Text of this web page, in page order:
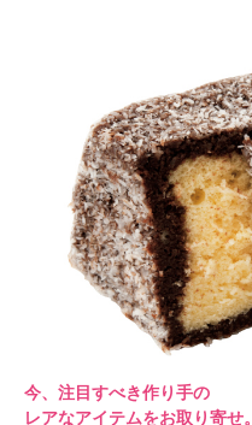
今、注目すべき作り手の
レアなアイテムをお取り寄せ。